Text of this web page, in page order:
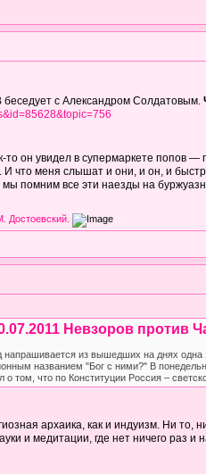
с Александром Солдатовым.
он увидел в супермаркете попов
И что меня слышат и они, и он, и
помним все эти наезды на
Достоевский.
Невзоров против
из вышедших на днях
названием "Бог с ними?" В
том, что по Конституции Россия –
архаика, как и индуизм. Ни
и медитации, где нет ничего